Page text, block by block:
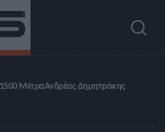
1500 ΜέτραΑνδρέας Δημητράκης